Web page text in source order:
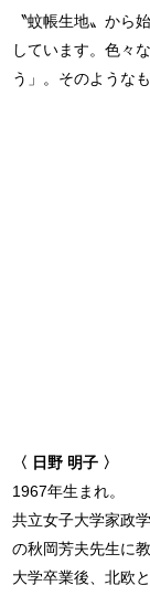
〝蚊帳生地〟から
しています。色々
う」。そのような
〈 日野 明子 〉
1967年生まれ。
共立女子大学家政
の秋岡芳夫先生に
大学卒業後、北欧